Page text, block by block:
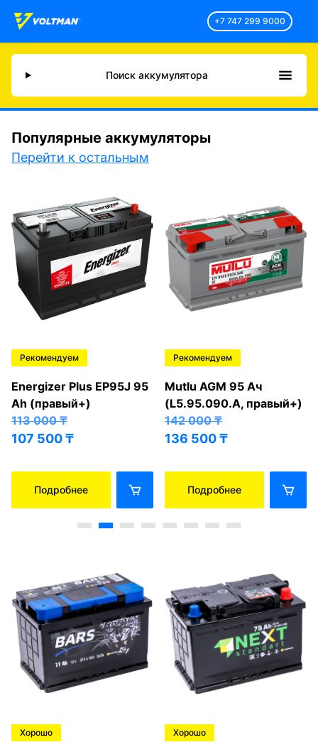
+7 747 299 9000
Поиск аккумулятора
Популярные аккумуляторы
Перейти к остальным
Рекомендуем
Energizer Plus EP95J 95
Ah (правый+)
113 000₸
107 500₸
Подробнее
Рекомендуем
Mutlu AGM 95 Ач
(L5.95.090.A, правый+)
142 000₸
136 500₸
Подробнее
Хорошо Хорошо